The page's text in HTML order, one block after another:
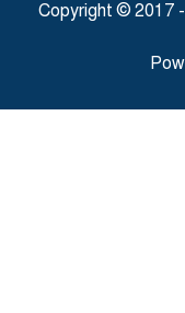
Copyright © 2017 -